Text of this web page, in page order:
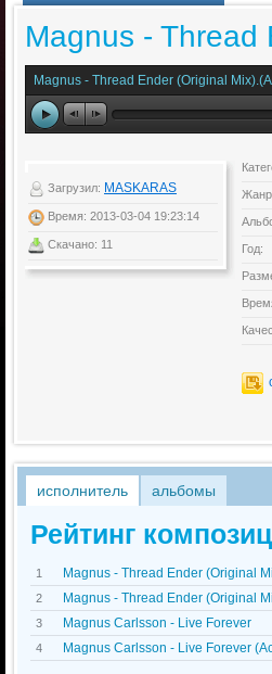
Magnus - Thread
Magnus - Thread Ender (Original
Загрузил: MASKARAS
Время: 2013-03-04 19:23:14
Скачано: 11 Год:
исполнитель альбомы
Рейтинг
1 Magnus - Thread Ender (Original
2 Magnus - Thread Ender (Original
3 Magnus Carlsson - Live Forever
4 Magnus Carlsson - Live Forever